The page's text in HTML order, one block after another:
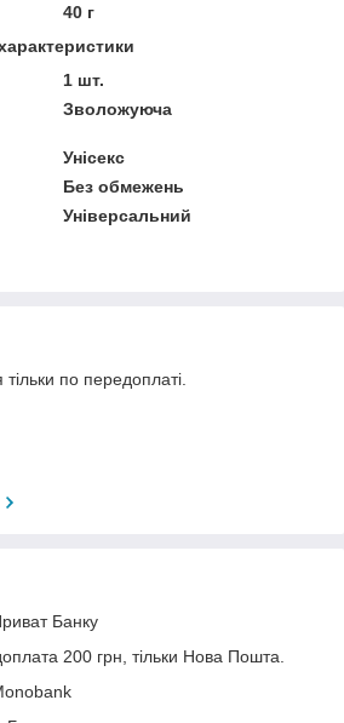
40 г
1 шт.
Зволожуюча
Унісекс
Без обмежень
Універсальний
по передоплаті.
Банку
200 грн, тільки Нова Пошта.